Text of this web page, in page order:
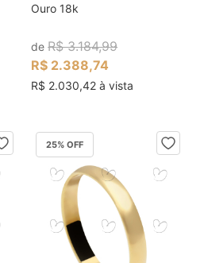
Ouro 18k
deR$ 3.184,99
R$ 2.388,74
R$ 2.030,42 à vista
25% OFF